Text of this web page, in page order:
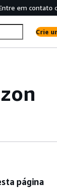
em contato
Crie
página